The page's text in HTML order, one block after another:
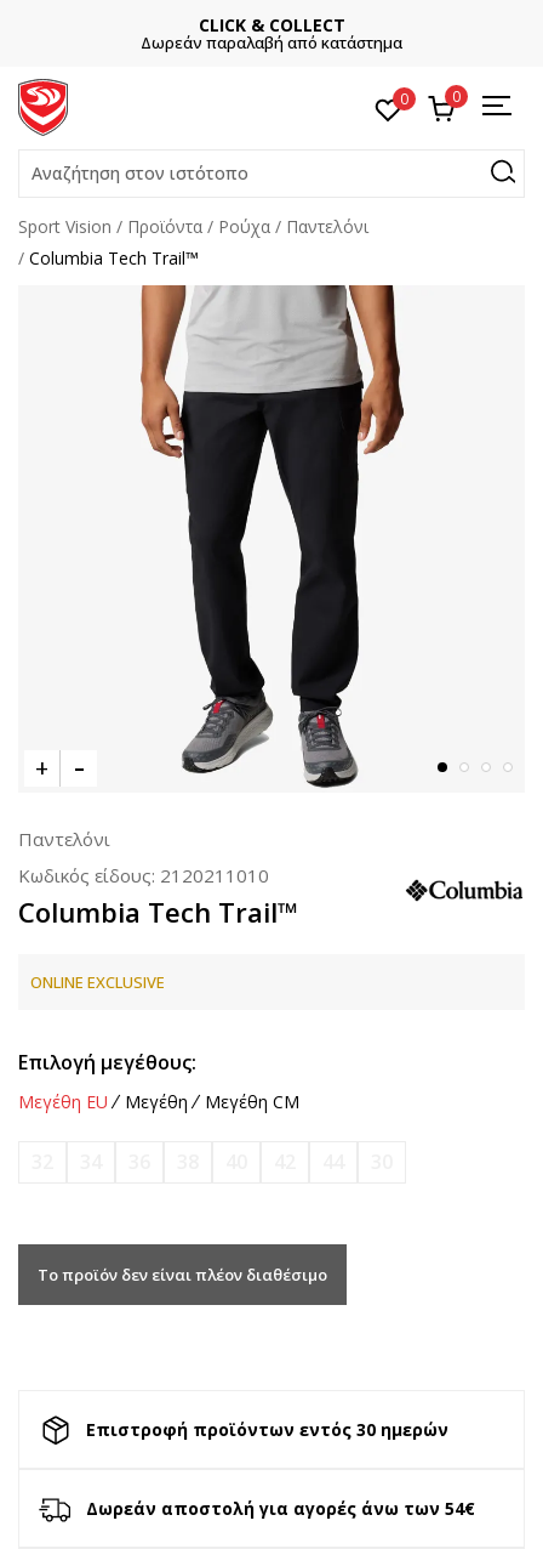
CLICK & COLLECT
Δωρεάν παραλαβή από κατάστημα
0 0
Αναζήτηση στον ιστότοπο
Sport Vision Προϊόντα Ρούχα
Παντελόνι
Columbia Tech Trail™
Παντελόνι
Κωδικός είδους: 2120211010
Columbia Tech Trail™
ONLINE EXCLUSIVE
Επιλογή μεγέθους:
Μεγέθη EU Μεγέθη Μεγέθη CM
Το προϊόν δεν είναι πλέον διαθέσιμο
Επιστροφή προϊόντων εντός 30 ημερών
Δωρεάν αποστολή για αγορές άνω των 54€